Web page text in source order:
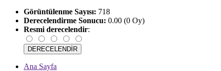
Görüntülenme Sayısı: 718
Derecelendirme Sonucu: 0.00 (0 Oy)
Resmi derecelendir:
Ana Sayfa